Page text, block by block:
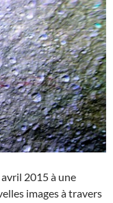
2015 à une
images à travers